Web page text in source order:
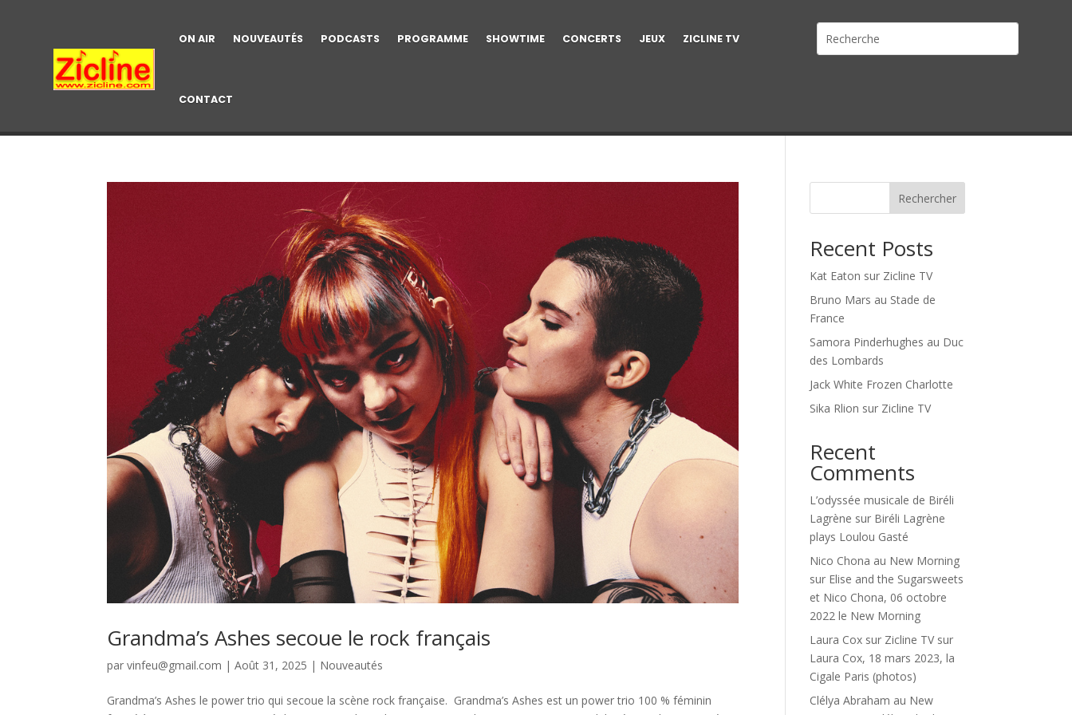
ON AIR NOUVEAUTÉS PODCASTS PROGRAMME SHOWTIME CONCERTS JEUX ZICLINE TV
CONTACT
Grandma’s Ashes secoue le rock français
parvinfeu@gmail.com |Août 31, 2025 | Nouveautés
Grandma’s Ashes le power trio qui secoue la scène rock française. Grandma’s Ashes est un power trio 100 % féminin
Rechercher
Recent Posts
Kat Eaton sur Zicline TV
Bruno Mars au Stade de
France
Samora Pinderhughes au Duc
des Lombards
Jack White Frozen Charlotte
Sika Rlion sur Zicline TV
Recent
Comments
L’odyssée musicale de Biréli
Lagrène sur Biréli Lagrène
plays Loulou Gasté
Nico Chona au New Morning
sur Elise and the Sugarsweets
et Nico Chona, 06 octobre
2022 le New Morning
Laura Cox sur Zicline TVsur
Laura Cox, 18 mars 2023, la
Cigale Paris (photos)
Clélya Abraham au New